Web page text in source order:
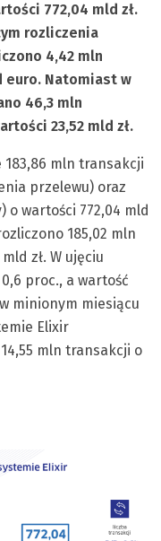
772,04 mld zł.
rozliczenia
4,42 mln
euro. Natomiast w
46,3 mln
23,52 mld zł.
183,86 mln transakcji
przelewu) oraz
o wartości 772,04 mld
185,02 mln
zł. W ujęciu
proc., a wartość
minionym miesiącu
Elixir
mln transakcji o